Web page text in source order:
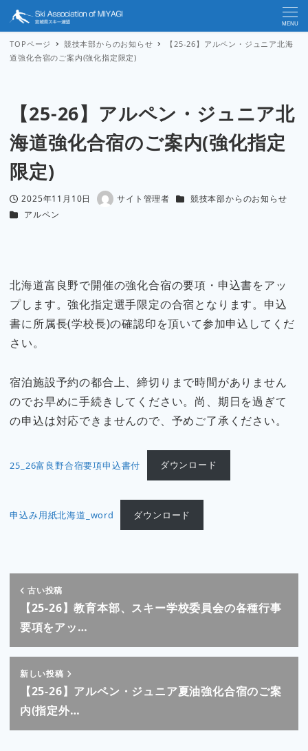
MENU
TOPページ 競技本部からのお知らせ
【25-26】アルペン・ジュニア北海
道強化合宿のご案内(強化指定限定)
【25-26】アルペン・ジュニア北
海道強化合宿のご案内(強化指定
限定)
投稿日
2025年11月10日
著
サイト管理者 カテゴリー
競技本部からのお知らせ
カテゴリー
アルペン
北海道富良野で開催の強化合宿の要項・申込書をアッ
プします。強化指定選手限定の合宿となります。申込
書に所属長(学校長)の確認印を頂いて参加申込してくだ
さい。
宿泊施設予約の都合上、締切りまで時間がありません
のでお早めに手続きしてください。尚、期日を過ぎて
の申込は対応できませんので、予めご了承ください。
25_26富良野合宿要項申込書付 ダウンロード
申込み用紙北海道_word ダウンロード
古い投稿
【25-26】教育本部、スキー学校委員会の各種行事
要項をアッ…
新しい投稿
【25-26】アルペン・ジュニア夏油強化合宿のご案
内(指定外…